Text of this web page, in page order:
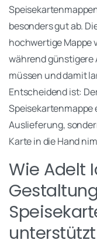
besonders gut ab.
hochwertige Mappe
während
müssen und damit
Entscheidend ist:
Auslieferung,
Karte in die Hand
Wie Adelt
unterstützt